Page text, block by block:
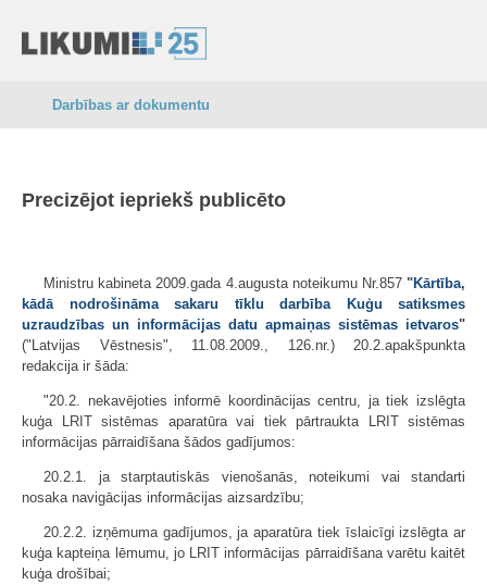
Darbības ar dokumentu
Precizējot iepriekš publicēto
Ministru kabineta 2009.gada 4.augusta noteikumu Nr.857 "Kārtība,
kādā nodrošināma sakaru tīklu darbība Kuģu satiksmes
uzraudzības un informācijas datu apmaiņas sistēmas ietvaros"
("Latvijas Vēstnesis", 11.08.2009., 126.nr.) 20.2.apakšpunkta
redakcija ir šāda:
"20.2. nekavējoties informē koordinācijas centru, ja tiek izslēgta
kuģa LRIT sistēmas aparatūra vai tiek pārtraukta LRIT sistēmas
informācijas pārraidīšana šādos gadījumos:
20.2.1. ja starptautiskās vienošanās, noteikumi vai standarti
nosaka navigācijas informācijas aizsardzību;
20.2.2. izņēmuma gadījumos, ja aparatūra tiek īslaicīgi izslēgta ar
kuģa kapteiņa lēmumu, jo LRIT informācijas pārraidīšana varētu kaitēt
kuģa drošībai;